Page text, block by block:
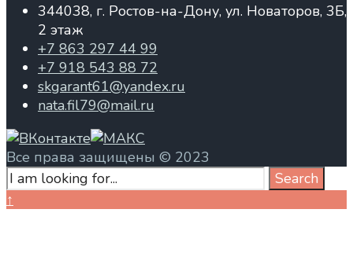
344038, г. Ростов-на-Дону, ул. Новаторов, 3Б,
2 этаж
+7 863 297 44 99
+7 918 543 88 72
skgarant61@yandex.ru
nata.fil79@mail.ru
Все права защищены © 2023
Search
for:
Search
Close
↑